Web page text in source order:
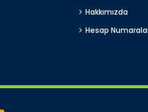
Hakkımızda
Hesap